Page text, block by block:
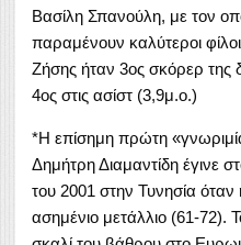
Βασίλη Σπανούλη, με τον
παραμένουν καλύτεροι
Ζήσης ήταν 3ος σκόρερ της
4ος στις ασίστ (3,9μ.ο.)
*Η επίσημη πρώτη
Δημήτρη Διαμαντίδη έγινε
του 2001 στην Τυνησία όταν
ασημένιο μετάλλιο (61-72).